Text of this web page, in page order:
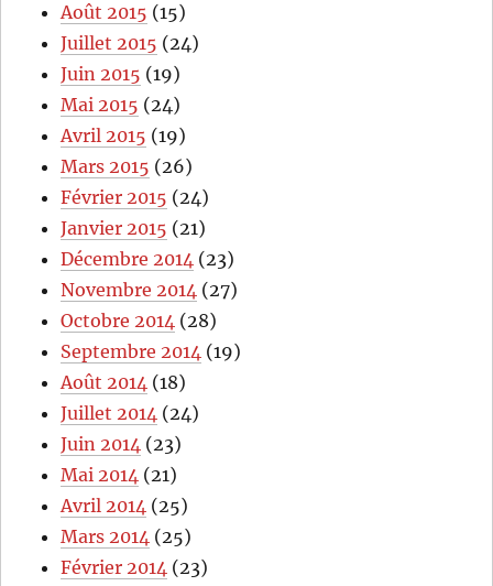
Août 2015 (15)
Juillet 2015 (24)
Juin 2015 (19)
Mai 2015 (24)
Avril 2015 (19)
Mars 2015 (26)
Février 2015 (24)
Janvier 2015 (21)
Décembre 2014 (23)
Novembre 2014 (27)
Octobre 2014 (28)
Septembre 2014 (19)
Août 2014 (18)
Juillet 2014 (24)
Juin 2014 (23)
Mai 2014 (21)
Avril 2014 (25)
Mars 2014 (25)
Février 2014 (23)